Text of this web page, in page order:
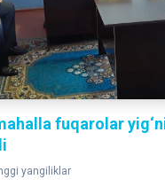
fuqarolar
yangiliklar